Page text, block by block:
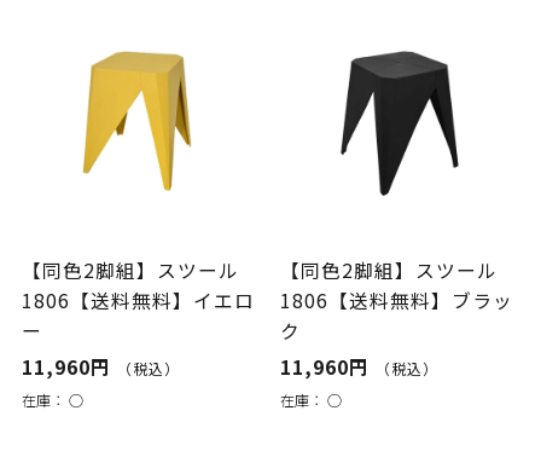
【同色2脚組】スツール
1806【送料無料】イエロ
ー
11,960円
（税込）
在庫： ○
【同色2脚組】スツール
1806【送料無料】ブラッ
ク
11,960円
（税込）
在庫：○